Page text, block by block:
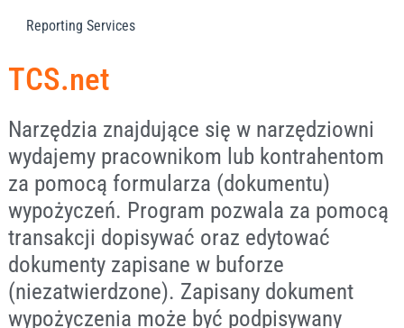
Reporting Services
TCS.net
Narzędzia znajdujące się w narzędziowni
wydajemy pracownikom lub kontrahentom
za pomocą formularza (dokumentu)
wypożyczeń. Program pozwala za pomocą
transakcji dopisywać oraz edytować
dokumenty zapisane w buforze
(niezatwierdzone). Zapisany dokument
wypożyczenia może być podpisywany